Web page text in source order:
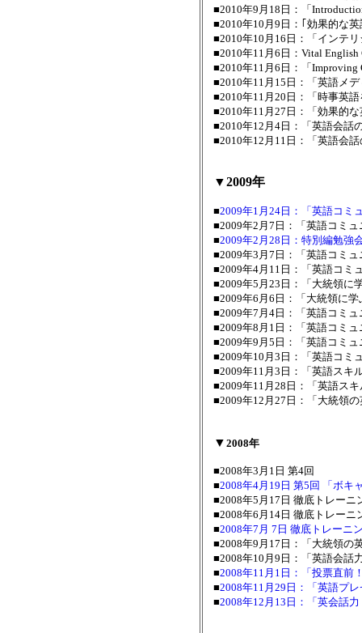
■2010年9月18日：「
■2010年10月9日：｢効果的な
■2010年10月16日：「インテ
■2010年11月6日：Vital
■2010年11月6日：「Improving
■2010年11月15日：「英語メ
■2010年11月20日：「時事英
■2010年11月27日：「効果的
■2010年12月4日：「英語会話
■2010年12月11日：「英語会
▼2009年
■2009年1月24日：「英語コミ
■2009年2月7日：「英語コミ
■2009年2月28日：特別編勉強
■2009年3月7日：「英語コミ
■2009年4月11日：「英語コミ
■2009年5月23日：「大統領に
■2009年6月6日：「大統領に
■2009年7月4日：「英語コミュ
■2009年8月1日：「英語コミ
■2009年9月5日：「英語コミ
■2009年10月3日：「英語コミ
■2009年11月3日：「英語スキ
■2009年11月28日：「英語ス
■2009年12月27日：「大統領
▼ 2008年
■2008年3月1日 第4回
■2008年4月19日 第5回 「ボキ
■2008年5月17日 徹底トレーニ
■2008年6月14日 徹底トレーニ
■2008年7月 7日 徹底トレーニ
■2008年9月17日：「大統領の
■2008年10月9日：「英語会話
■2008年11月1日：「投票直前
■2008年11月29日：「英語プ
■2008年12月13日：「英会話